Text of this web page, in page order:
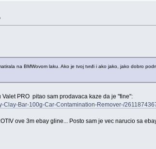
na BMWovom laku. Ako je tvoj tvrđi i ako jako, jako dobro
PRO pitao sam prodavaca kaze da je "fine":
Clay-Bar-100g-Car-Contamination-Remover-/
ove 3m ebay gline... Posto sam je vec narucio sa